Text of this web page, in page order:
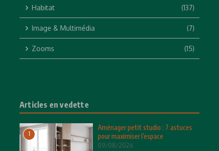
Habitat (137)
Image & Multimédia (7)
Zooms (15)
Articles en vedette
1
Aménager petit studio : 7 astuces
pour maximiser l’espace
09/08/2026